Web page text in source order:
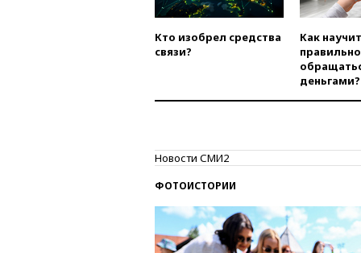
Кто изобрел средства
связи?
Как
правильно
деньгами?
Новости СМИ2
ФОТОИСТОРИИ